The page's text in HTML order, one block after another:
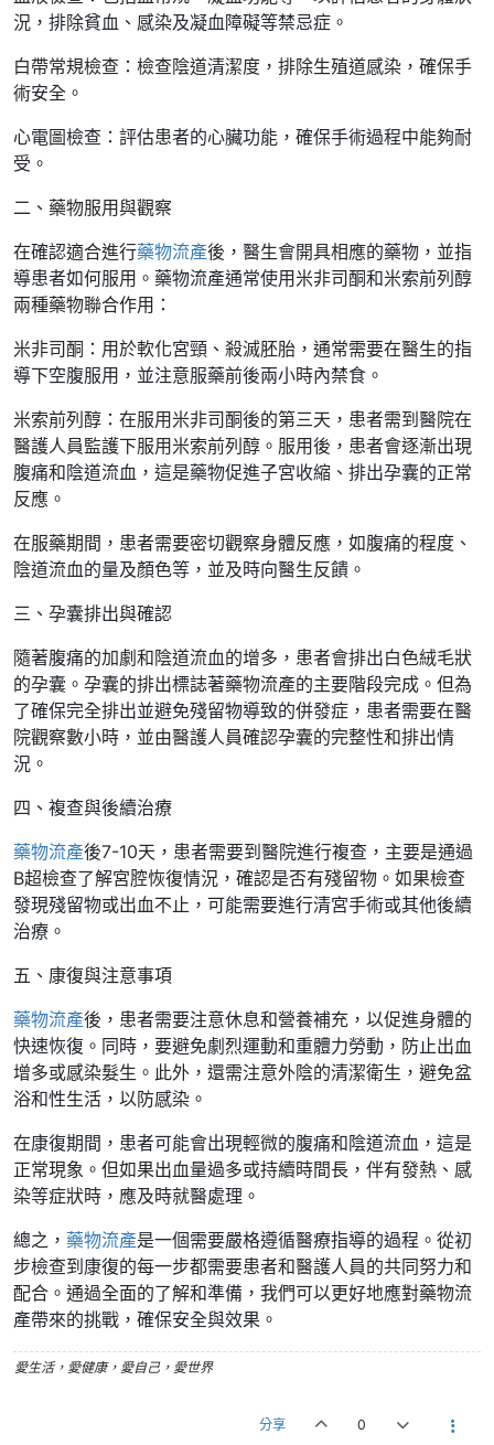
況，排除貧血、感染及凝血障礙等禁忌症。
白帶常規檢查：檢查陰道清潔度，排除生殖道感染，確保手
術安全。
心電圖檢查：評估患者的心臟功能，確保手術過程中能夠耐
受。
二、藥物服用與觀察
在確認適合進行藥物流產後，醫生會開具相應的藥物，並指
導患者如何服用。藥物流產通常使用米非司酮和米索前列醇
兩種藥物聯合作用：
米非司酮：用於軟化宮頸、殺滅胚胎，通常需要在醫生的指
導下空腹服用，並注意服藥前後兩小時內禁食。
米索前列醇：在服用米非司酮後的第三天，患者需到醫院在
醫護人員監護下服用米索前列醇。服用後，患者會逐漸出現
腹痛和陰道流血，這是藥物促進子宮收縮、排出孕囊的正常
反應。
在服藥期間，患者需要密切觀察身體反應，如腹痛的程度、
陰道流血的量及顏色等，並及時向醫生反饋。
三、孕囊排出與確認
隨著腹痛的加劇和陰道流血的增多，患者會排出白色絨毛狀
的孕囊。孕囊的排出標誌著藥物流產的主要階段完成。但為
了確保完全排出並避免殘留物導致的併發症，患者需要在醫
院觀察數小時，並由醫護人員確認孕囊的完整性和排出情
況。
四、複查與後續治療
藥物流產後7-10天，患者需要到醫院進行複查，主要是通過
B超檢查了解宮腔恢復情況，確認是否有殘留物。如果檢查
發現殘留物或出血不止，可能需要進行清宮手術或其他後續
治療。
五、康復與注意事項
藥物流產後，患者需要注意休息和營養補充，以促進身體的
快速恢復。同時，要避免劇烈運動和重體力勞動，防止出血
增多或感染髮生。此外，還需注意外陰的清潔衛生，避免盆
浴和性生活，以防感染。
在康復期間，患者可能會出現輕微的腹痛和陰道流血，這是
正常現象。但如果出血量過多或持續時間長，伴有發熱、感
染等症狀時，應及時就醫處理。
總之， 藥物流產是一個需要嚴格遵循醫療指導的過程。從初
步檢查到康復的每一步都需要患者和醫護人員的共同努力和
配合。通過全面的了解和準備，我們可以更好地應對藥物流
產帶來的挑戰，確保安全與效果。
愛生活，愛健康，愛自己，愛世界
分享 0